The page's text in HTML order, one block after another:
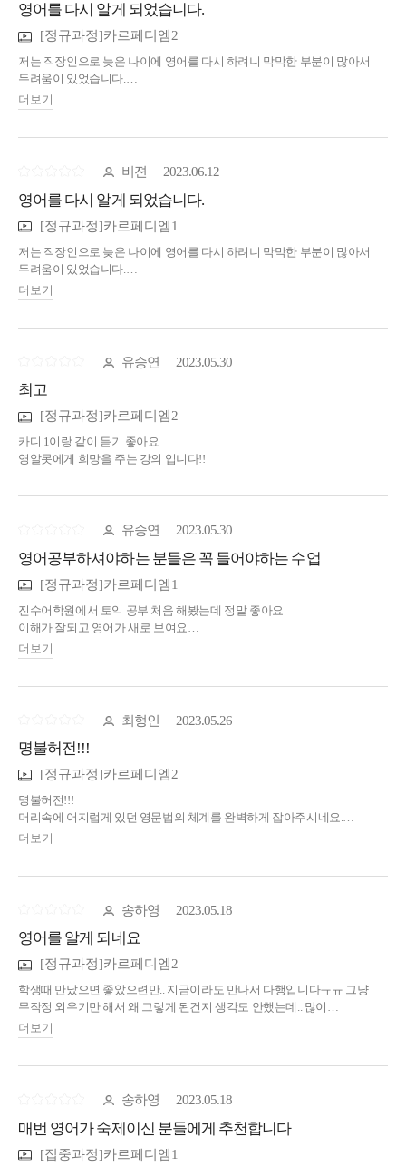
영어를 다시 알게 되었습니다.
[정규과정]카르페디엠2
저는 직장인으로 늦은 나이에 영어를 다시 하려니 막막한 부분이 많아서
두려움이 있었습니다.
지인의 추천으로 진수어학원을 알게 되었고, 저의 지인은 오래전에 진수
선생님의 직강을 들었었고 너무나 도움이 많이 되었다고
카르페디엠 정규과정 1~4을 동시에 듣고 있는 중입니다.
학창시절에 배우고 익혔던 영어에 대한 지식이 복잡하게 얽혀있는 것들이
머리속에 기억으로만 저장되어 있었습니다.
카르페디엠 강의를 듣게 되면서 개념정리를 명확하게 해주셔서 정말 많은
것을 느끼며 배우고 있습니다.
저는 토익, 토플 등 시험 성적이 필요한 것이 아니지만 영어를 필요로 하는
누구든,
정말 직강을 듣지 못하는 것에 아쉬운 마음이 크지만, 모두들 건승하시길
더보기
비젼 2023.06.12
영어를 다시 알게 되었습니다.
[정규과정]카르페디엠1
저는 직장인으로 늦은 나이에 영어를 다시 하려니 막막한 부분이 많아서
두려움이 있었습니다.
지인의 추천으로 진수어학원을 알게 되었고, 저의 지인은 오래전에 진수
선생님의 직강을 들었었고 너무나 도움이 많이 되었다고
학창시절에 배우고 익혔던 영어에 대한 지식이 복잡하게 얽혀있는 것들이
머리속에 기억으로만 저장되어 있었습니다.
카르페디엠 강의를 듣게 되면서 개념정리를 명확하게 해주셔서 정말 많은
것을 느끼며 배우고 있습니다.
저는 토익, 토플 등 시험 성적이 필요한 것이 아니지만 영어를 필요로 하는
누구든,
카르페디엠 강의를 수강하신다면 정말 많은 도움이 될 것이라고 확신을
정말 직강을 듣지 못하는 것에 아쉬운 마음이 크지만, 모두들 건승하시길
더보기
유승연 2023.05.30
최고
[정규과정]카르페디엠2
카디 1이랑 같이 듣기 좋아요
영알못에게 희망을 주는 강의 입니다!!
유승연 2023.05.30
영어공부하셔야하는 분들은 꼭 들어야하는 수업
[정규과정]카르페디엠1
진수어학원에서 토익 공부 처음 해봤는데 정말 좋아요
이해가 잘되고 영어가 새로 보여요
친구들한테 항상 추천하고 다닙니다!! 영어공부를 하셔야하는 분들이라면
꼭 들으십셔!!!!
더보기
최형인 2023.05.26
명불허전!!!
[정규과정]카르페디엠2
명불허전!!!
머리속에 어지럽게 있던 영문법의 체계를 완벽하게 잡아주시네요.
최고 입니다!!!^^
더보기
송하영 2023.05.18
영어를 알게 되네요
[정규과정]카르페디엠2
학생때 만났으면 좋았으련만.. 지금이라도 만나서 다행입니다ㅠㅠ 그냥
무작정 외우기만 해서 왜 그렇게 된건지 생각도 안했는데.. 많이
배우거있습니다.
더보기
송하영 2023.05.18
매번 영어가 숙제이신 분들에게 추천합니다
[집중과정]카르페디엠1